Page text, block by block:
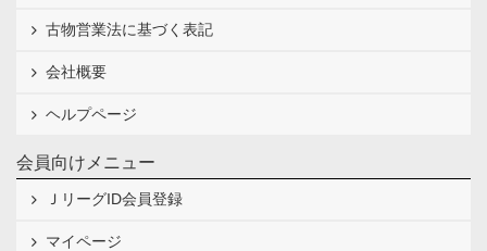
古物営業法に基づく表記
会社概要
ヘルプページ
会員向けメニュー
ＪリーグID会員登録
マイページ